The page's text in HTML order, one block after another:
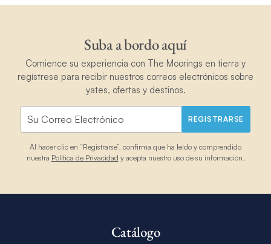
Suba a bordo aquí
Comience su experiencia con The Moorings en tierra y
regístrese para recibir nuestros correos electrónicos sobre
yates, ofertas y destinos.
REGISTRARSE
Al hacer clic en “Registrarse”, confirma que ha leído y comprendido
nuestra Política de Privacidad y acepta nuestro uso de su información.
Catálogo